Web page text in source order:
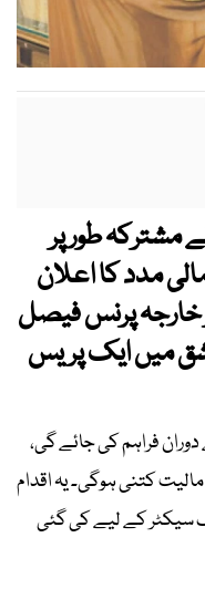
مشترکہ طور پر
مدد کا اعلان
خارجہ پرنس فیصل
میں ایک پریس
دوران فراہم کی جائے گی،
کتنی ہوگی۔ یہ اقدام
سیکٹر کے لیے کی گئی